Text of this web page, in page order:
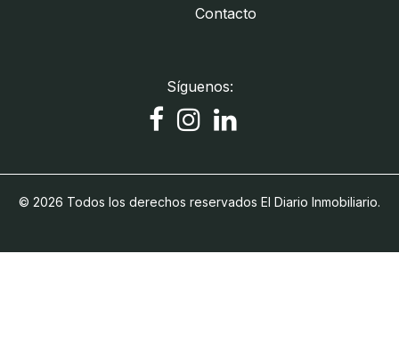
Contacto
Síguenos:
© 2026 Todos los derechos reservados El Diario Inmobiliario.